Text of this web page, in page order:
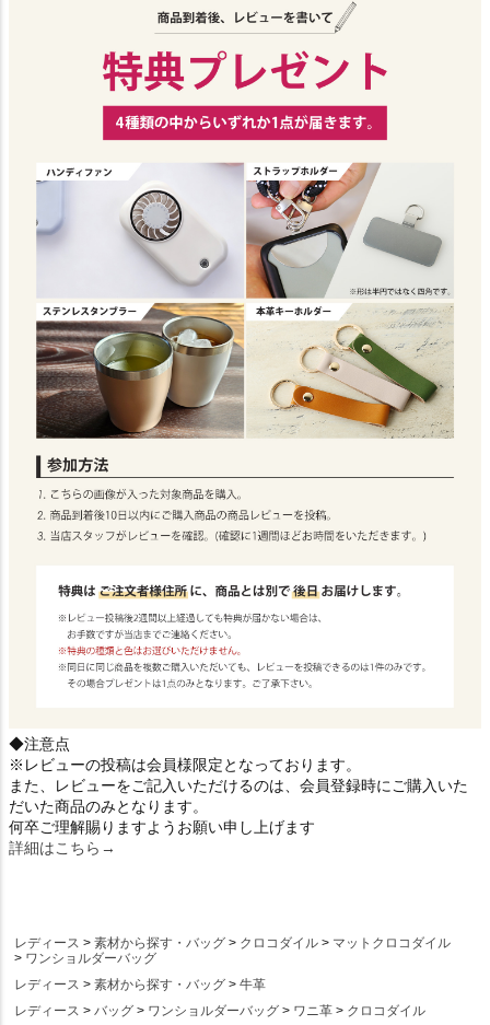
◆注意点
※レビューの投稿は会員様限定となっております。
また、レビューをご記入いただけるのは、会員登録時にご購入いた
だいた商品のみとなります。
何卒ご理解賜りますようお願い申し上げます
詳細はこちら→
レディース 素材から探す・バッグ クロコダイル
マットクロコダイル
ワンショルダーバッグ
レディース
素材から探す・バッグ
牛革
レディース
バッグ ワンショルダーバッグ ワニ革
クロコダイル